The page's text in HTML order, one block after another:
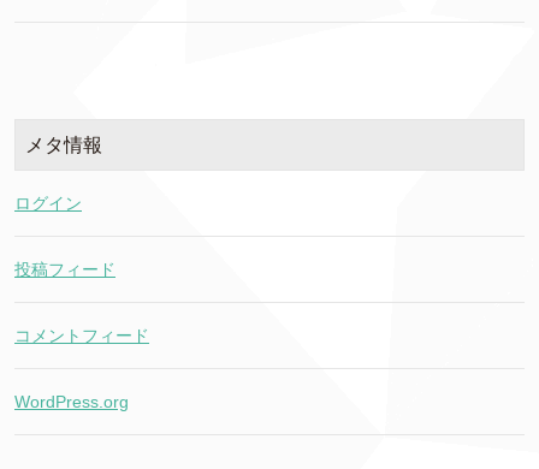
メタ情報
ログイン
投稿フィード
コメントフィード
WordPress.org